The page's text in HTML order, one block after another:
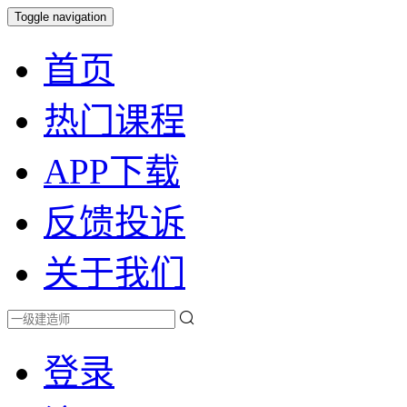
Toggle navigation
首页
热门课程
APP下载
反馈投诉
关于我们
登录